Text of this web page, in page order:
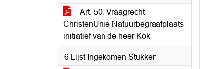
Art. 50. Vraagrecht
ChristenUnie Natuurbegraafplaats
initiatief van de heer Kok
6 Lijst Ingekomen Stukken